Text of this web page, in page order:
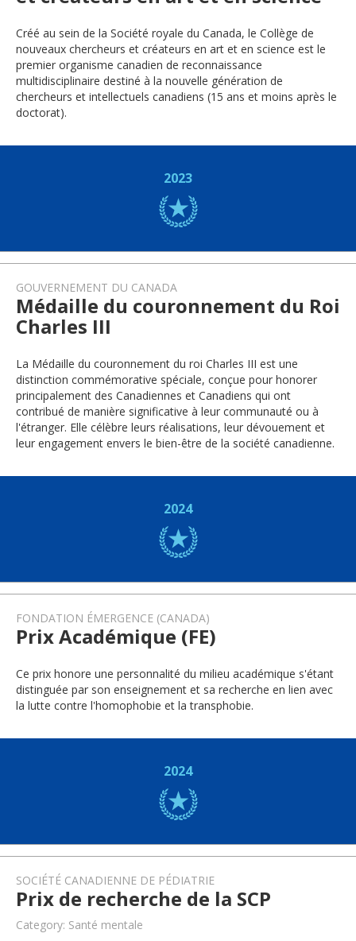
Créé au sein de la Société royale du Canada, le Collège de
nouveaux chercheurs et créateurs en art et en science est le
premier organisme canadien de reconnaissance
multidisciplinaire destiné à la nouvelle génération de
chercheurs et intellectuels canadiens (15 ans et moins après le
doctorat).
2023
GOUVERNEMENT DU CANADA
Médaille du couronnement du Roi
Charles III
La Médaille du couronnement du roi Charles III est une
distinction commémorative spéciale, conçue pour honorer
principalement des Canadiennes et Canadiens qui ont
contribué de manière significative à leur communauté ou à
l'étranger. Elle célèbre leurs réalisations, leur dévouement et
leur engagement envers le bien-être de la société canadienne.
2024
FONDATION ÉMERGENCE (CANADA)
Prix Académique (FE)
Ce prix honore une personnalité du milieu académique s'étant
distinguée par son enseignement et sa recherche en lien avec
la lutte contre l'homophobie et la transphobie.
2024
SOCIÉTÉ CANADIENNE DE PÉDIATRIE
Prix de recherche de la SCP
Category: Santé mentale